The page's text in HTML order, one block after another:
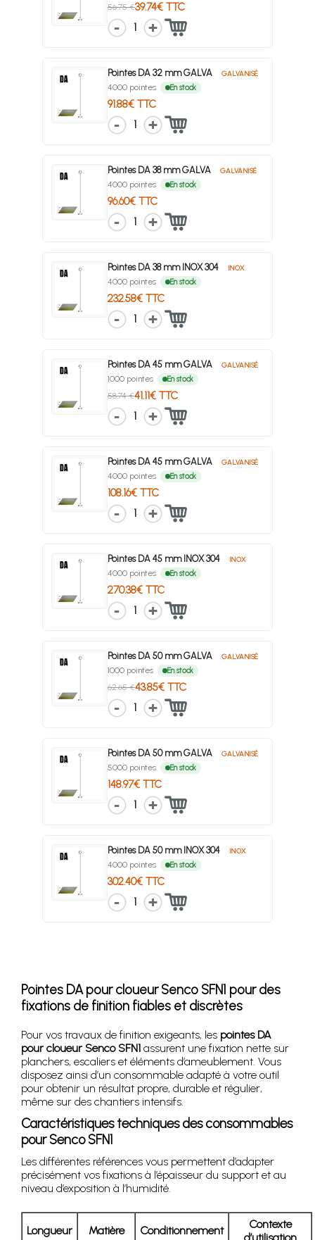
56.75 €39.74€ TTC
1
Pointes DA 32 mm GALVA GALVANISÉ
4000 pointes En stock
91.88€ TTC
1
Pointes DA 38 mm GALVA GALVANISÉ
4000 pointes En stock
96.60€ TTC
1
Pointes DA 38 mm INOX 304 INOX
4000 pointes En stock
232.58€ TTC
1
Pointes DA 45 mm GALVA GALVANISÉ
1000 pointes En stock
58.74 €41.11€ TTC
1
Pointes DA 45 mm GALVA GALVANISÉ
4000 pointes En stock
108.16€ TTC
1
Pointes DA 45 mm INOX 304 INOX
4000 pointes En stock
270.38€ TTC
1
Pointes DA 50 mm GALVA GALVANISÉ
1000 pointes En stock
62.65 €43.85€ TTC
1
Pointes DA 50 mm GALVA GALVANISÉ
5000 pointes En stock
148.97€ TTC
1
Pointes DA 50 mm INOX 304 INOX
4000 pointes En stock
302.40€ TTC
1
Pointes DA pour cloueur Senco SFN1 pour des
fixations de finition fiables et discrètes
Pour vos travaux de finition exigeants, les pointes DA
pour cloueur Senco SFN1 assurent une fixation nette sur
planchers, escaliers et éléments d’ameublement. Vous
disposez ainsi d’un consommable adapté à votre outil
pour obtenir un résultat propre, durable et régulier,
même sur des chantiers intensifs.
Caractéristiques techniques des consommables
pour Senco SFN1
Les différentes références vous permettent d’adapter
précisément vos fixations à l’épaisseur du support et au
niveau d’exposition à l’humidité.
Longueur Matière Conditionnement
Contexte